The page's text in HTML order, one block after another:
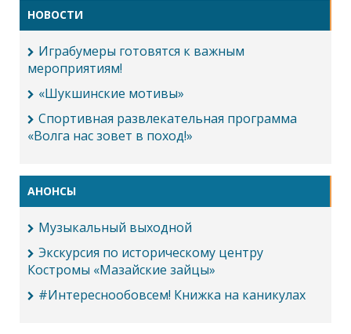
НОВОСТИ
Играбумеры готовятся к важным
мероприятиям!
«Шукшинские мотивы»
Спортивная развлекательная программа
«Волга нас зовет в поход!»
АНОНСЫ
Музыкальный выходной
Экскурсия по историческому центру
Костромы «Мазайские зайцы»
#Интереснообовсем! Книжка на каникулах